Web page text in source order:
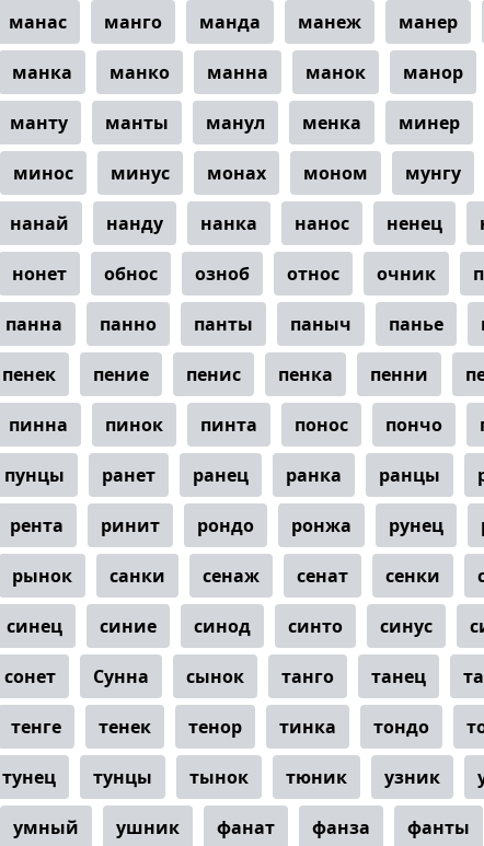
манас манго манда манеж манер
манка манко манна манок манор
манту манты манул менка минер
минос минус монах моном мунгу
нанай нанду нанка нанос ненец
нонет обнос озноб относ очник
панна панно панты паныч панье
пенек пение пенис пенка пенни
пинна пинок пинта понос пончо
пунцы ранет ранец ранка ранцы
рента ринит рондо ронжа рунец
рынок санки сенаж сенат сенки
синец синие синод синто синус
сонет Сунна сынок танго танец
тенге тенек тенор тинка тондо
тунец тунцы тынок тюник узник
умный ушник фанат фанза фанты